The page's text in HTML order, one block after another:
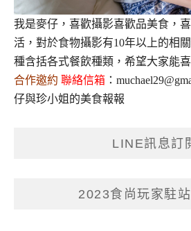
我是麥仔，喜歡攝影喜歡品美食，
活，對於食物攝影有10年以上的相
種含括各式餐飲種類，希望大家能
合作邀約 聯絡信箱 ：
仔與珍小姐的美食報報
LINE訊息訂
2023食尚玩家駐